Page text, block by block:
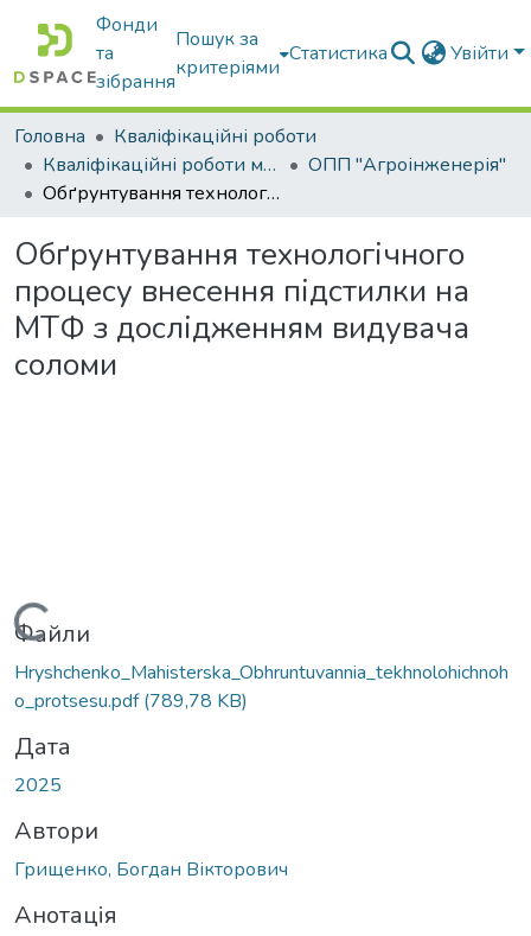
Фонди
та
зібрання
Пошук за
критеріями
Статистика Увійти
Головна
Кваліфікаційні роботи
Кваліфікаційні роботи магістрів
ОПП "Агроінженерія"
Обґрунтування технологічного процесу внесення підстилки на МТФ з дослідженням видувача соломи
Обґрунтування технологічного
процесу внесення підстилки на
МТФ з дослідженням видувача
соломи
Вантажиться...
Файли
Hryshchenko_Mahisterska_Obhruntuvannia_tekhnolohichnoh
o_protsesu.pdf(789,78 KB)
Дата
2025
Автори
Грищенко, Богдан Вікторович
Анотація